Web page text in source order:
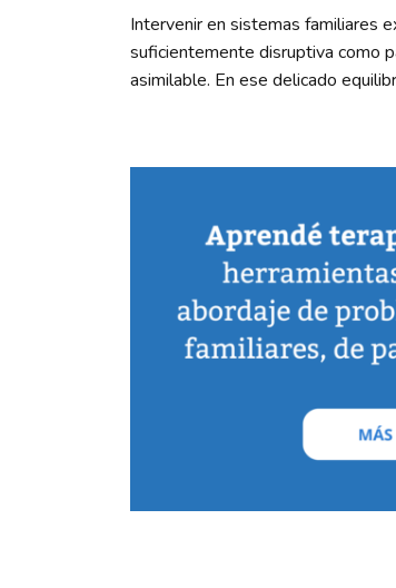
Intervenir en sistemas familiares
suficientemente disruptiva como
asimilable. En ese delicado